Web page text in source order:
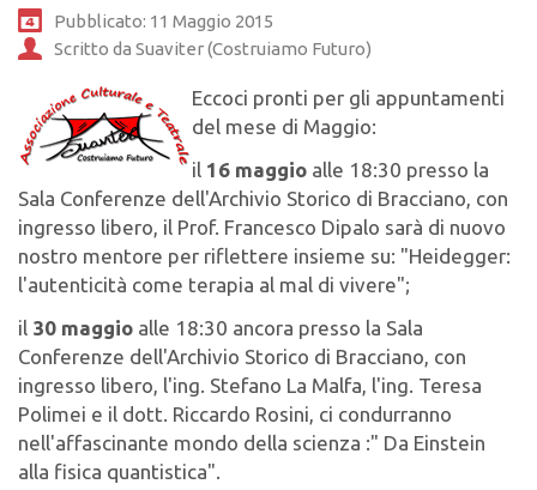
Pubblicato: 11 Maggio 2015
Scritto da Suaviter (Costruiamo Futuro)
Eccoci pronti per gli appuntamenti
del mese di Maggio:
il 16 maggio alle 18:30 presso la
Sala Conferenze dell'Archivio Storico di Bracciano, con
ingresso libero, il Prof. Francesco Dipalo sarà di nuovo
nostro mentore per riflettere insieme su: "Heidegger:
l'autenticità come terapia al mal di vivere";
il 30 maggio alle 18:30 ancora presso la Sala
Conferenze dell'Archivio Storico di Bracciano, con
ingresso libero, l'ing. Stefano La Malfa, l'ing. Teresa
Polimei e il dott. Riccardo Rosini, ci condurranno
nell'affascinante mondo della scienza :" Da Einstein
alla fisica quantistica".